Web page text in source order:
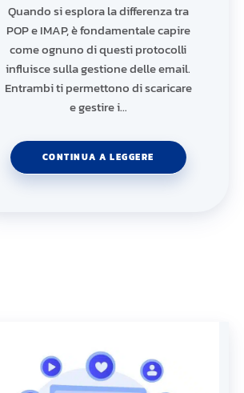
Quando si esplora la differenza tra
POP e IMAP, è fondamentale capire
come ognuno di questi protocolli
influisce sulla gestione delle email.
Entrambi ti permettono di scaricare
e gestire i…
CONTINUA A LEGGERE